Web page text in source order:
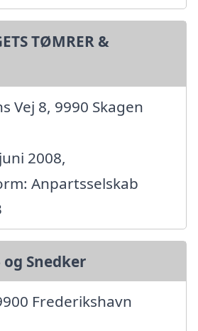
TØMRER &
Vej 8, 9990 Skagen
2008,
Anpartsselskab
Snedker
Frederikshavn